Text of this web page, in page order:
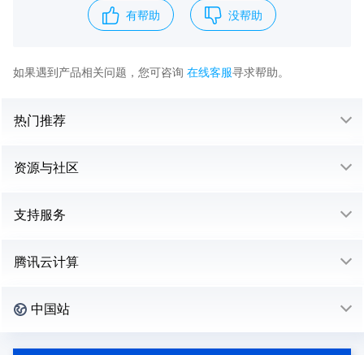
有帮助 没帮助
如果遇到产品相关问题，您可咨询 在线客服寻求帮助。
热门推荐
资源与社区
支持服务
腾讯云计算
中国站